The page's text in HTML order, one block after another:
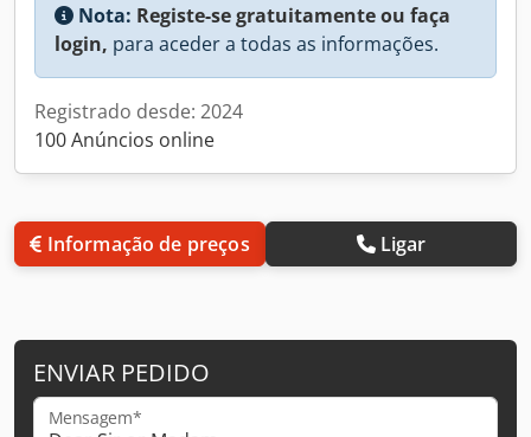
Nota: Registe-se gratuitamente ou faça
login, para aceder a todas as informações.
Registrado desde: 2024
100 Anúncios online
Informação de preços Ligar
ENVIAR PEDIDO
Mensagem*